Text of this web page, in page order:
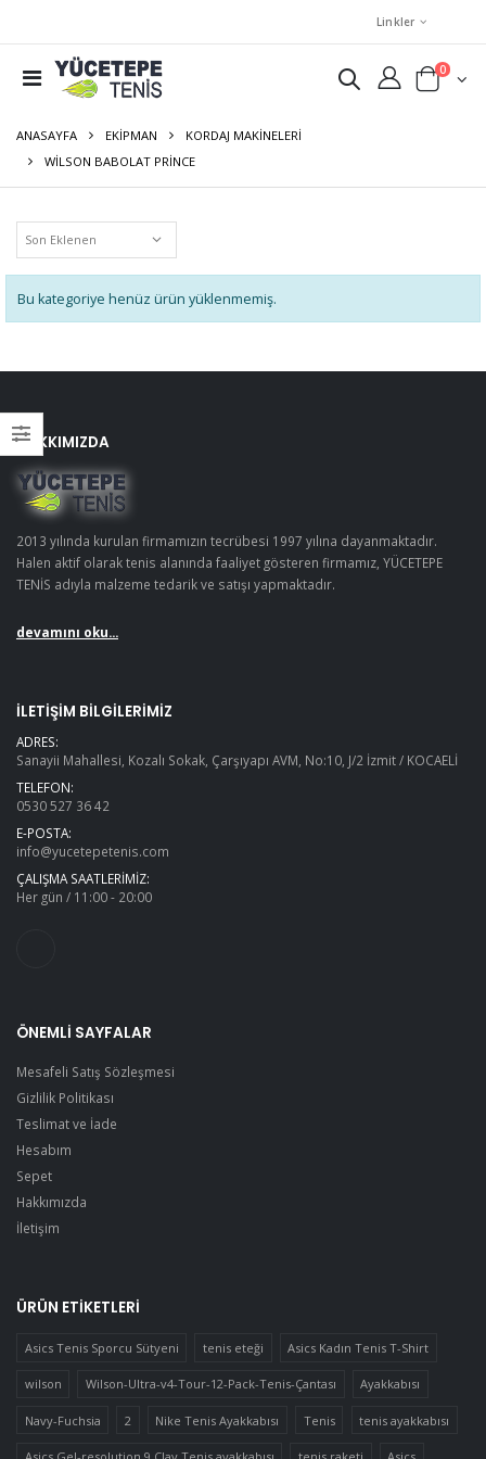
Linkler
0
ANASAYFA EKIPMAN
KORDAJ MAKINELERI
WILSON BABOLAT PRINCE
Bu kategoriye henüz ürün yüklenmemiş.
HAKKIMIZDA
2013 yılında kurulan firmamızın tecrübesi 1997 yılına dayanmaktadır.
Halen aktif olarak tenis alanında faaliyet gösteren firmamız, YÜCETEPE
TENİS adıyla malzeme tedarik ve satışı yapmaktadır.
devamını oku...
İLETIŞIM BILGILERIMIZ
ADRES:
Sanayii Mahallesi, Kozalı Sokak, Çarşıyapı AVM, No:10, J/2 İzmit / KOCAELİ
TELEFON:
0530 527 36 42
E-POSTA:
info@yucetepetenis.com
ÇALIŞMA SAATLERIMIZ:
Her gün / 11:00 - 20:00
ÖNEMLI SAYFALAR
Mesafeli Satış Sözleşmesi
Gizlilik Politikası
Teslimat ve İade
Hesabım
Sepet
Hakkımızda
İletişim
ÜRÜN ETIKETLERI
Asics Tenis Sporcu Sütyeni tenis eteği Asics Kadın Tenis T-Shirt
wilson Wilson-Ultra-v4-Tour-12-Pack-Tenis-Çantası Ayakkabısı
Navy-Fuchsia 2 Nike Tenis Ayakkabısı Tenis tenis ayakkabısı